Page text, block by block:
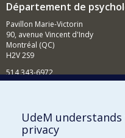
Département de
Pavillon Marie-Victorin
90, avenue Vincent d'Indy
Montréal (QC)
H2V 2S9
514 343-6972
Comment soutenir le
BESOIN D'AIDE?
UdeM
privacy